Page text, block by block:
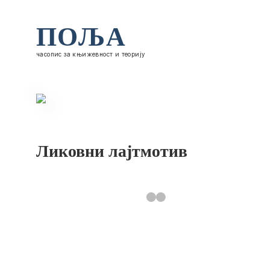
ПОЉА
часопис за књижевност и теорију
Ликовни лајтмотив